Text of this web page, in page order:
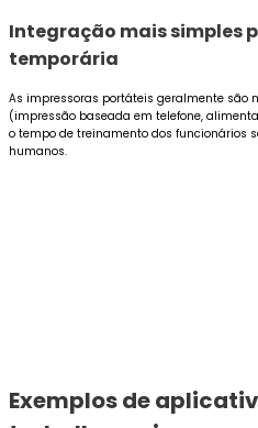
Integração mais simples
temporária
As impressoras portáteis geralmente são
(impressão baseada em telefone,
o tempo de treinamento dos funcionários
humanos.
Exemplos de